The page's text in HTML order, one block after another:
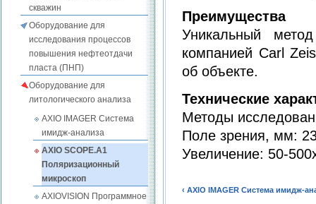
скважин
Оборудование для
исследования процессов
повышения нефтеотдачи
пласта (ПНП)
Оборудование для
литологического анализа
AXIO IMAGER Система
имидж-анализа
AXIO SCOPE.A1
Поляризационный
микроскоп
AXIOVISION Программное
Преимущества
Уникальный
компанией Carl
об объекте.
Технические
Методы
Поле зрения, мм:
Увеличение: 50-
‹ AXIO IMAGER Система имидж-